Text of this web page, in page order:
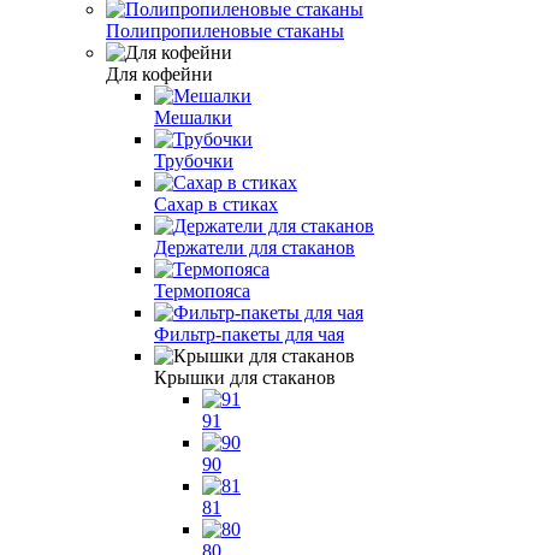
Полипропиленовые стаканы
Для кофейни
Мешалки
Трубочки
Сахар в стиках
Держатели для стаканов
Термопояса
Фильтр-пакеты для чая
Крышки для стаканов
91
90
81